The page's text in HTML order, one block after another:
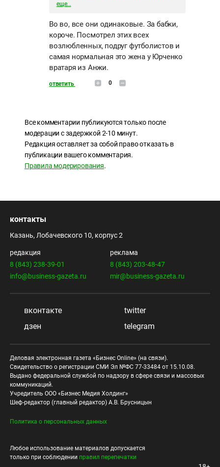
еще...
Во во, все они одинаковые. За бабки,
короче. Посмотрел этих всех
возлюбленных, подруг футболистов и
самая нормальная это жена у Юрченко
вратаря из Анжи.
ответить 0
Все комментарии публикуются только после
модерации с задержкой 2-10 минут.
Редакция оставляет за собой право отказать в
публикации вашего комментария.
Правила модерирования.
контакты
Казань, Лобачевского 10, корпус 2
редакция
8 (843) 238-39-01
info@business-gazeta.ru
реклама
8 (843) 203-48-47
mir@business-gazeta.ru
вконтакте
twitter
дзен
telegram
Деловая электронная газета «Бизнес Online» (на связи).
Свидетельство о регистрации СМИ Эл №ФС 77-33484 от 15.10.08.
Выдано федеральной службой по надзору в сфере связи и массовых
коммуникаций.
Учредитель ООО «Бизнес Медия Холдинг»
Шеф-редактор (главный редактор) А.В. Брусницын
Политика о персональных данных
Любое использование материалов допускается
только при соблюдении правил перепечатки